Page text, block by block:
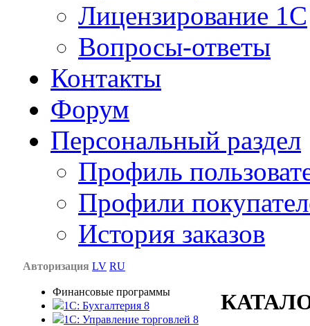
Лицензирование 1С
Вопросы-ответы
Контакты
Форум
Персональный раздел
Профиль
Профили
История заказов
Авторизация LV RU
Финансовые программы
1С: Бухгалтерия 8
1C: Управление торговлей 8